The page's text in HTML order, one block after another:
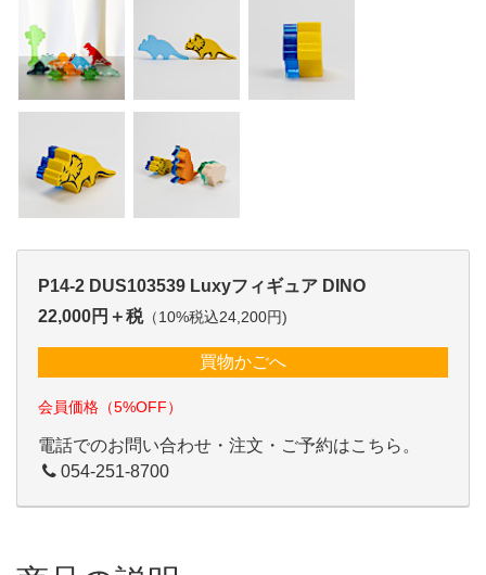
P14-2 DUS103539 Luxyフィギュア DINO
22,000円＋税（10%税込24,200円)
買物かごへ
会員価格（5%OFF）
電話でのお問い合わせ・注文・ご予約はこちら。
054-251-8700